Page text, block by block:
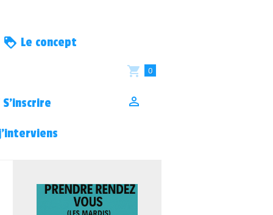
Le concept
0